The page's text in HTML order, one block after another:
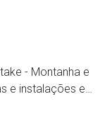
- Montanha e
e instalações em
gerações